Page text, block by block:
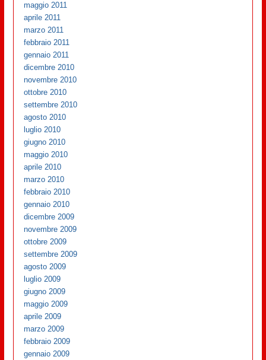
maggio 2011
aprile 2011
marzo 2011
febbraio 2011
gennaio 2011
dicembre 2010
novembre 2010
ottobre 2010
settembre 2010
agosto 2010
luglio 2010
giugno 2010
maggio 2010
aprile 2010
marzo 2010
febbraio 2010
gennaio 2010
dicembre 2009
novembre 2009
ottobre 2009
settembre 2009
agosto 2009
luglio 2009
giugno 2009
maggio 2009
aprile 2009
marzo 2009
febbraio 2009
gennaio 2009